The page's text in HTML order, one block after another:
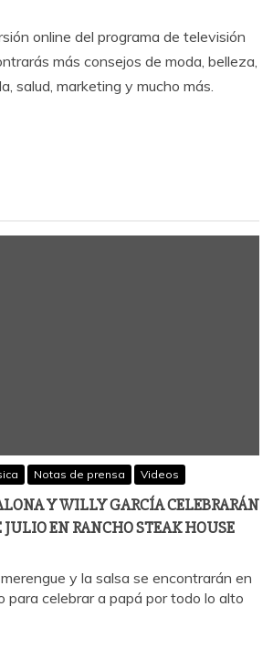
online del programa de televisión
más consejos de moda, belleza,
salud, marketing y mucho más.
Notas de prensa Videos
Y WILLY GARCÍA CELEBRARÁN
JULIO EN RANCHO STEAK HOUSE
y la salsa se encontrarán en
para celebrar a papá por todo lo alto